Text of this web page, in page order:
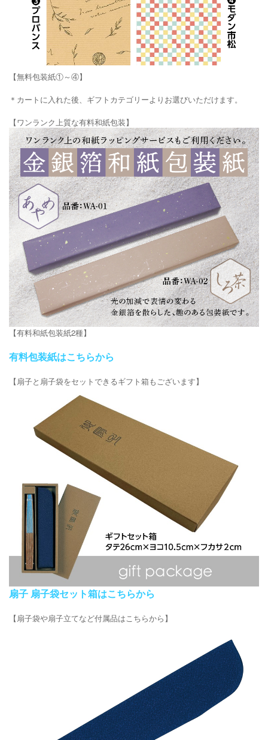
【無料包装紙①～④】
＊カートに入れた後、ギフトカテゴリーよりお選びいただけます。
【ワンランク上質な有料和紙包装】
【有料和紙包装紙2種】
有料包装紙はこちらから
【扇子と扇子袋をセットできるギフト箱もございます】
扇子 扇子袋セット箱はこちらから
【扇子袋や扇子立てなど付属品はこちらから】